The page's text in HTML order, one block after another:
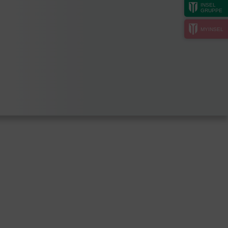
INSEL
GRUPPE
MYINSEL